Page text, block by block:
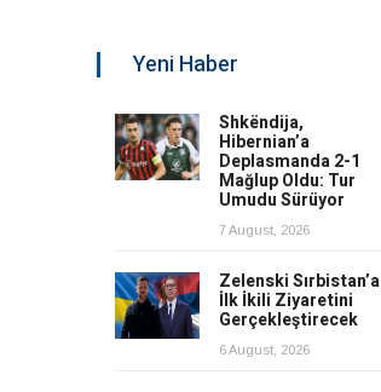
Yeni Haber
Shkëndija,
Hibernian’a
Deplasmanda 2-1
Mağlup Oldu: Tur
Umudu Sürüyor
7 August, 2026
Zelenski Sırbistan’a
İlk İkili Ziyaretini
Gerçekleştirecek
6 August, 2026